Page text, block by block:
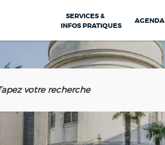
SERVICES &
INFOS PRATIQUES
AGENDA